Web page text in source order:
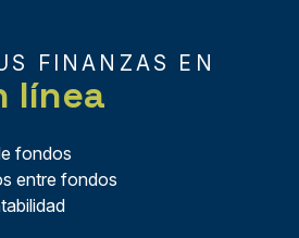
FINANZAS EN
línea
fondos
entre fondos